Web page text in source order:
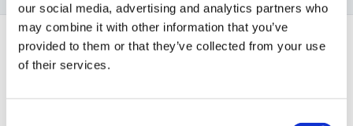
our social media, advertising and analytics partners who
may combine it with other information that you’ve
provided to them or that they’ve collected from your use
of their services.
Senaste i pressmeddelanden